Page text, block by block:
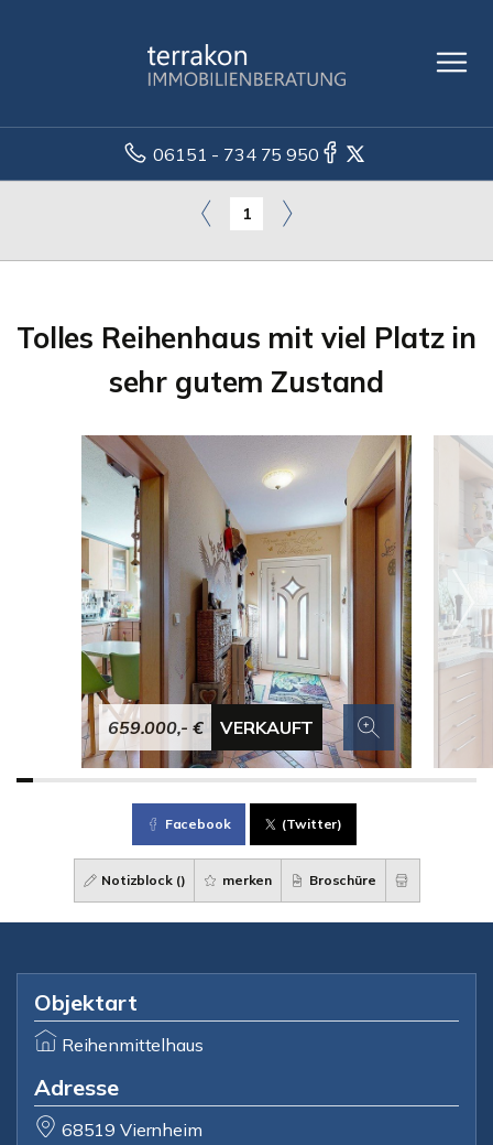
06151 - 734 75 950
1
Tolles Reihenhaus mit viel Platz in
sehr gutem Zustand
659.000,- € VERKAUFT
Facebook (Twitter)
Notizblock () merken Broschüre
Objektart
Reihenmittelhaus
Adresse
68519 Viernheim